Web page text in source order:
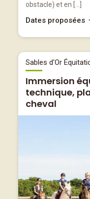
obstacle) et en […]
Dates proposées
Sables d'Or
Immersion
technique,
cheval